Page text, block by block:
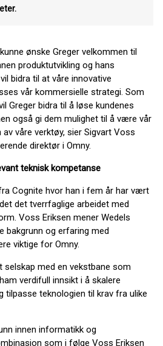
ønske Greger velkommen til
produktutvikling og hans
bidra til at våre innovative
vår kommersielle strategi. Som
Greger bidra til å løse kundenes
også gi dem mulighet til å være vår
våre verktøy, sier Sigvart Voss
direktør i Omny.
teknisk kompetanse
Cognite hvor han i fem år har vært
det tverrfaglige arbeidet med
Voss Eriksen mener Wedels
bakgrunn og erfaring med
viktige for Omny.
selskap med en vekstbane som
verdifull innsikt i å skalere
tilpasse teknologien til krav fra ulike
innen informatikk og
som i følge Voss Eriksen